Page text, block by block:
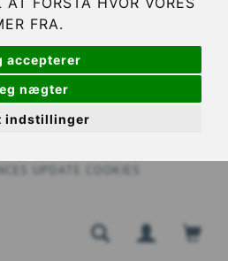
FRA.
accepterer
nægter
indstillinger
UPDATE COOKIES